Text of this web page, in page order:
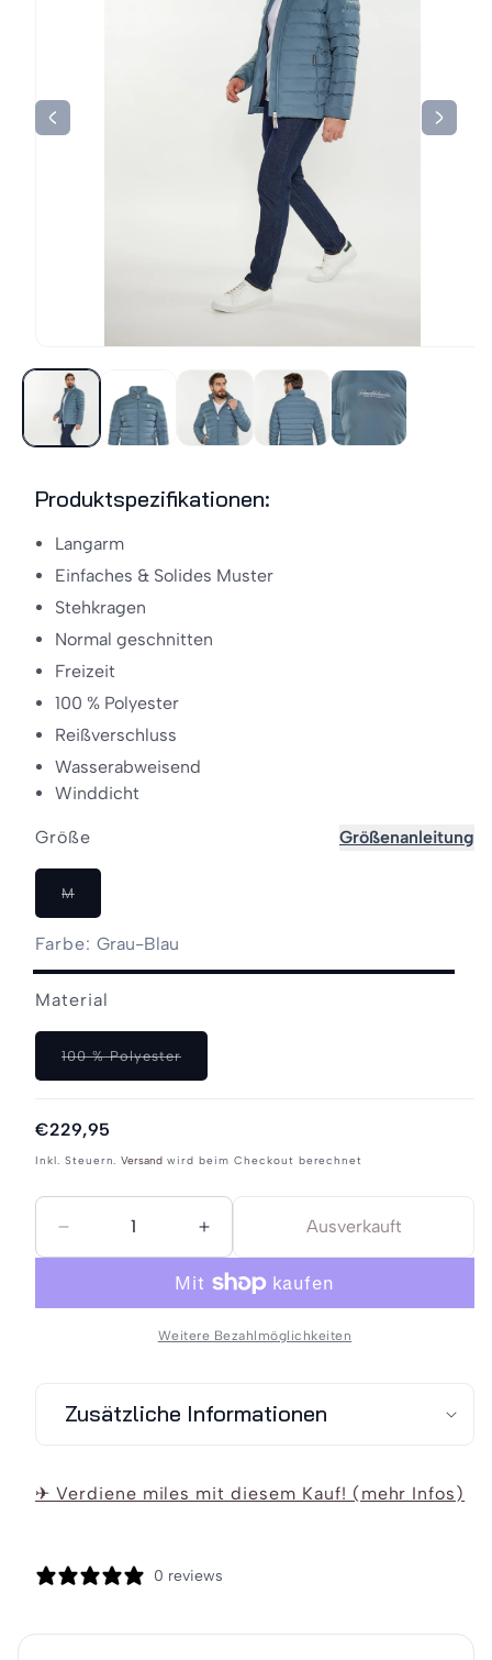
Produktspezifikationen:
Langarm
Einfaches & Solides Muster
Stehkragen
Normal geschnitten
Freizeit
100 % Polyester
Reißverschluss
Wasserabweisend
Winddicht
Größe Größenanleitung
MVariante
ausverkauft
nicht
verfügbar
Farbe: Grau-Blau
Blau
ausverkauft
oder
nicht
Material
100 % PolyesterVariante
ausverkauft
Normaler
Preis
€229,95
Inkl. Steuern.Versand wird beim Checkout berechnet
Verringere
Übergangsjacke/Winterjacke
Erhöhe
die
Menge
für
Übergangsjacke/Winterjacke
Ausverkauft
Weitere Bezahlmöglichkeiten
Zusätzliche Informationen
✈ Verdiene miles mit diesem Kauf! (mehr Infos)
0 reviews